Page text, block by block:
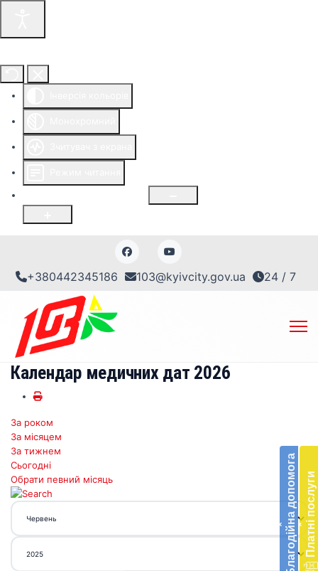
+380442345186 103@kyivcity.gov.ua 24 / 7
‹ Благодійна допомогав
‹ Платні послуги
Календар медичних дат 2026
За роком
За місяцем
За тижнем
Сьогодні
Обрати певний місяць